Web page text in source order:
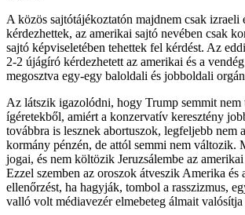
A közös sajtótájékoztatón majdnem csak
kérdezhettek, az amerikai sajtó nevében csak
sajtó képviseletében tehettek fel kérdést. Az
2-2 újágíró kérdezhetett az amerikai és a
megosztva egy-egy baloldali és jobboldali
Az látszik igazolódni, hogy Trump semmit nem
ígéretekből, amiért a konzervatív keresztény
továbbra is lesznek abortuszok, legfeljebb nem
kormány pénzén, de attól semmi nem változik.
jogai, és nem költözik Jeruzsálembe az
Ezzel szemben az oroszok átveszik Amerika és
ellenőrzést, ha hagyják, tombol a rasszizmus,
valló volt médiavezér elmebeteg álmait